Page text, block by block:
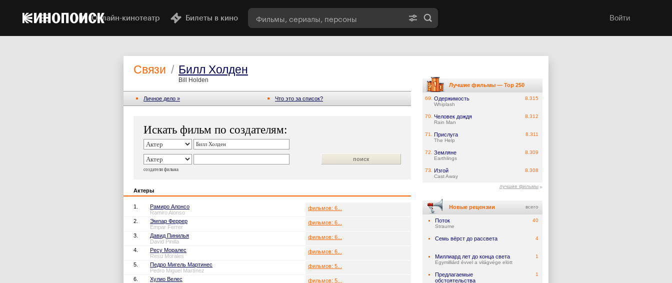
Онлайн-кинотеатр Билеты в кино Войти
Связи / Билл Холден
Bill Holden
Личное дело » Что это за список?
Искать фильм по создателям:
создатели фильма
Актеры
1.
Рамиро Алонсо
Ramiro Alonso
фильмов: 6...
2.
Эмпар Феррер
Empar Ferrer
фильмов: 6...
3.
Давид Пинилья
David Pinilla
фильмов: 6...
4.
Ресу Моралес
Resu Morales
фильмов: 6...
5.
Педро Мигель Мартинес
Pedro Miguel Martínez
фильмов: 5...
6.
Хулио Велес
фильмов: 5...
Лучшие фильмы — Top 250
69. Одержимость
Whiplash
8.315
70. Человек дождя
Rain Man
8.312
71. Прислуга
The Help
8.311
72. Земляне
Earthlings
8.309
73. Изгой
Cast Away
8.308
лучшие фильмы
Новые рецензии всего
Поток
Straume
40
Семь вёрст до рассвета 4
Миллиард лет до конца света
Egymilliárd évvel a világvége elött
1
Предлагаемые
обстоятельства
1